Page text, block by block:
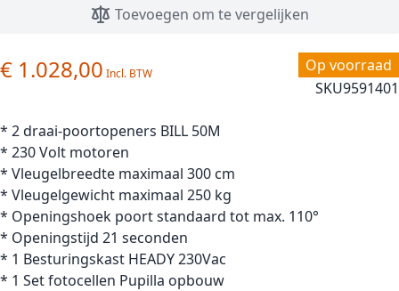
Toevoegen om te vergelijken
Op voorraad
SKU9591401
€ 1.028,00
* 2 draai-poortopeners BILL 50M
* 230 Volt motoren
* Vleugelbreedte maximaal 300 cm
* Vleugelgewicht maximaal 250 kg
* Openingshoek poort standaard tot max. 110°
* Openingstijd 21 seconden
* 1 Besturingskast HEADY 230Vac
* 1 Set fotocellen Pupilla opbouw